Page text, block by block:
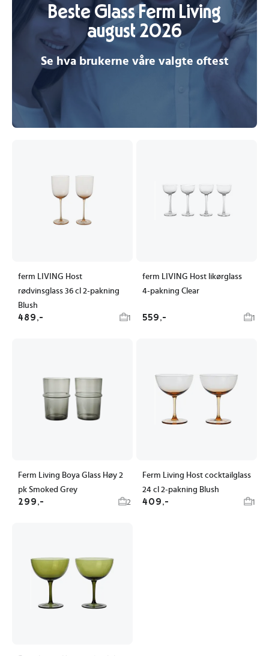
Beste Glass Ferm Living
august 2026
Se hva brukerne våre valgte oftest
ferm LIVING Host
rødvinsglass 36 cl 2-pakning
Blush
489,- 1
ferm LIVING Host likørglass
4-pakning Clear
559,- 1
Ferm Living Boya Glass Høy 2
pk Smoked Grey
299,- 2
Ferm Living Host cocktailglass
24 cl 2-pakning Blush
409,- 1